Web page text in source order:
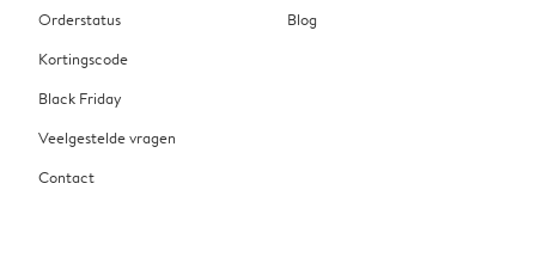
Orderstatus
Kortingscode
Black Friday
Veelgestelde vragen
Contact
Blog